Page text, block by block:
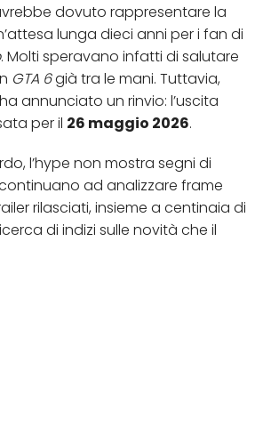
dovuto rappresentare la
lunga dieci anni per i fan di
. Molti speravano infatti di salutare
GTA 6già tra le mani. Tuttavia,
annunciato un rinvio: l’uscita
per il 26 maggio 2026.
l’hype non mostra segni di
ad analizzare frame
rilasciati, insieme a centinaia di
di indizi sulle novità che il